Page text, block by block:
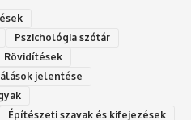
Ps‮gólohciz‬ia s‮átóz‬r
Rövidítések
jelentése
Építészeti szavak és kifejezések